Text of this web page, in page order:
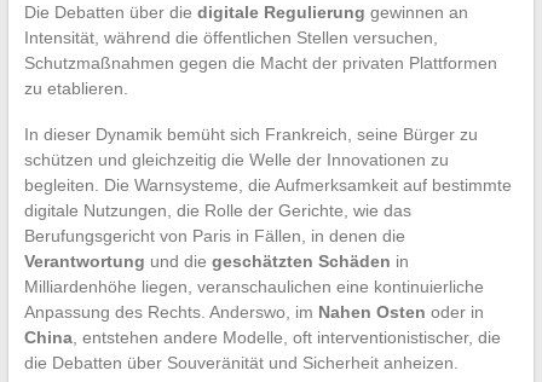
Die Debatten über die digitale Regulierung gewinnen an
Intensität, während die öffentlichen Stellen versuchen,
Schutzmaßnahmen gegen die Macht der privaten Plattformen
zu etablieren.
In dieser Dynamik bemüht sich Frankreich, seine Bürger zu
schützen und gleichzeitig die Welle der Innovationen zu
begleiten. Die Warnsysteme, die Aufmerksamkeit auf bestimmte
digitale Nutzungen, die Rolle der Gerichte, wie das
Berufungsgericht von Paris in Fällen, in denen die
Verantwortung und die geschätzten Schäden in
Milliardenhöhe liegen, veranschaulichen eine kontinuierliche
Anpassung des Rechts. Anderswo, im Nahen Osten oder in
China, entstehen andere Modelle, oft interventionistischer, die
die Debatten über Souveränität und Sicherheit anheizen.